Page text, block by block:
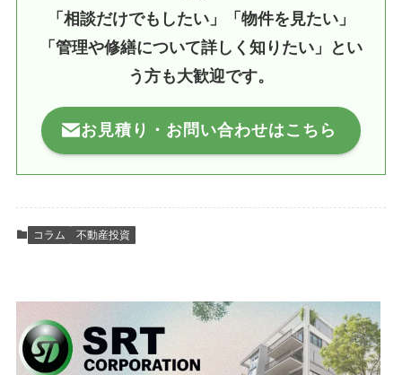
「相談だけでもしたい」「物件を見たい」
「管理や修繕について詳しく知りたい」とい
う方も大歓迎です。
お見積り・お問い合わせはこちら
コラム 不動産投資